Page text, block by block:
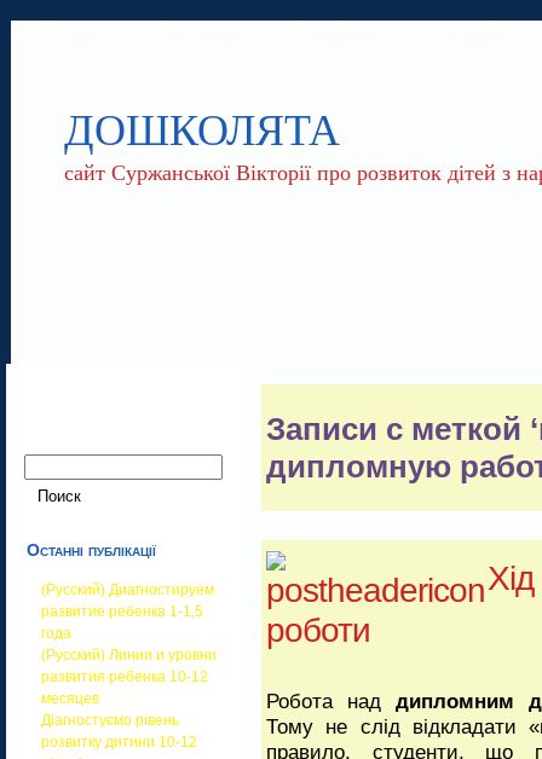
ДОШКОЛЯТА
сайт Суржанської Вікторії про розвиток дітей з
Останні публікації
(Русский) Диагностируем
развитие ребенка 1-1,5
года
(Русский) Линии и уровни
развития ребенка 10-12
месяцев
Діагностуємо рівень
розвитку дитини 10-12
Записи с меткой
дипломную
роботи
Робота над дипломним
Тому не слід відкладати
правило, студенти, що